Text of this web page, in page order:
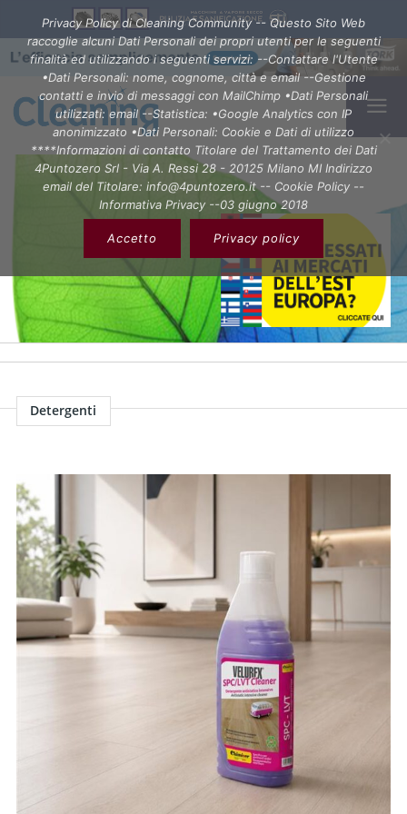
Detergenti
Privacy Policy di Cleaning Community -- Questo Sito Web
raccoglie alcuni Dati Personali dei propri utenti per le seguenti
finalità ed utilizzando i seguenti servizi: --Contattare l'Utente
•Dati Personali: nome, cognome, città e email --Gestione
contatti e invio di messaggi con MailChimp •Dati Personali
utilizzati: email --Statistica: •Google Analytics con IP
anonimizzato •Dati Personali: Cookie e Dati di utilizzo
****Informazioni di contatto Titolare del Trattamento dei Dati
4Puntozero Srl - Via A. Ressi 28 - 20125 Milano MI Indirizzo
email del Titolare: info@4puntozero.it -- Cookie Policy --
Informativa Privacy --03 giugno 2018
Accetto Privacy policy